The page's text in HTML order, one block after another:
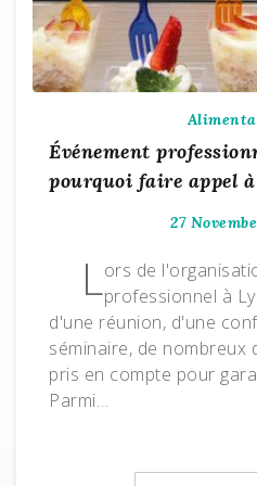
Événement
pourquoi faire appel
27
Lors de
professionnel à
d'une réunion, d'une
séminaire, de nombreux
pris en compte pour
Parmi…